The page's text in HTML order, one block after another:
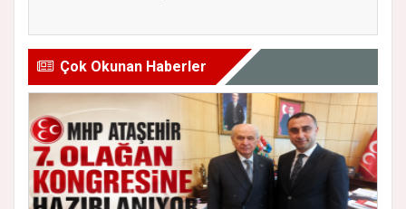
Çok Okunan Haberler